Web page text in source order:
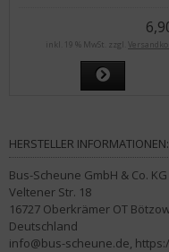
inkl. 19 % MwSt. zzgl.
HERSTELLER INFORMATIONEN:
Bus-Scheune GmbH & Co. KG
Veltener Str. 18
16727 Oberkrämer OT
Deutschland
info@bus-scheune.de,